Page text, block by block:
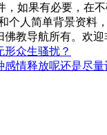
如果有必要，
人简单背景资料
教导航所有。欢
众生骚扰？
情释放呢还是尽量